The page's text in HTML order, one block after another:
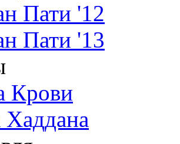
Пати '12
Пати '13
Крови
Хаддана